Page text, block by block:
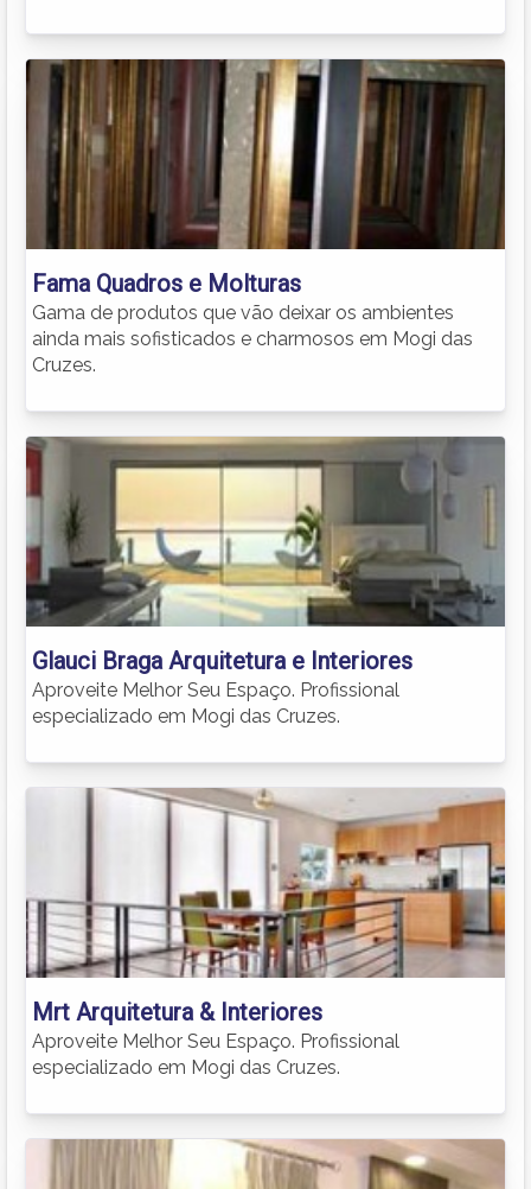
Fama Quadros e Molturas
Gama de produtos que vão deixar os ambientes
ainda mais sofisticados e charmosos em Mogi das
Cruzes.
Glauci Braga Arquitetura e Interiores
Aproveite Melhor Seu Espaço. Profissional
especializado em Mogi das Cruzes.
Mrt Arquitetura & Interiores
Aproveite Melhor Seu Espaço. Profissional
especializado em Mogi das Cruzes.